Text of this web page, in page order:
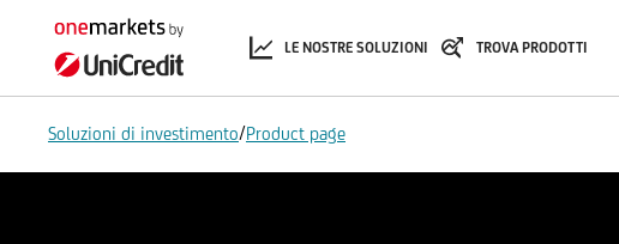
LE NOSTRE SOLUZIONI TROVA PRODOTTI
Soluzioni di investimento/Product page